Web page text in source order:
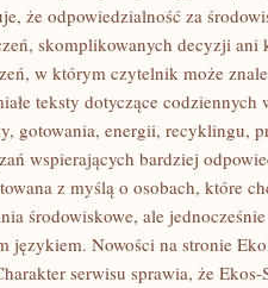
że odpowiedzialność za
skomplikowanych decyzji ani
w którym czytelnik może
teksty dotyczące
gotowania, energii, recyklingu,
wspierających bardziej
z myślą o osobach, które
środowiskowe, ale
językiem. Nowości na stronie
serwisu sprawia, że